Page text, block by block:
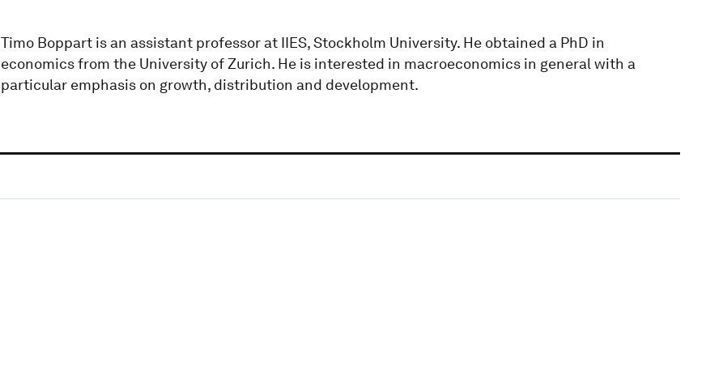
Timo Boppart is an assistant professor at IIES, Stockholm University. He obtained a PhD in
economics from the University of Zurich. He is interested in macroeconomics in general with a
particular emphasis on growth, distribution and development.